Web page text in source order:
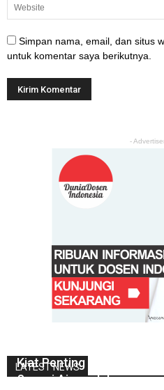
Simpan nama, email, dan situs
untuk komentar saya berikutnya.
-
LATEST NEWS
Kiat Penting Dalam
Sesuai Ajaran Islam